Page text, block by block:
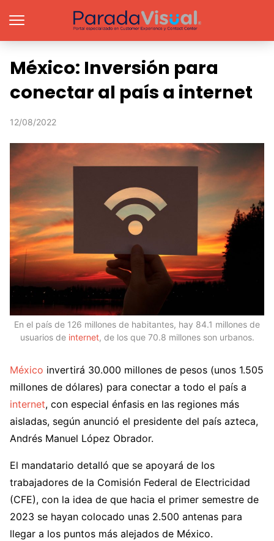
México: Inversión para
conectar al país a internet
12/08/2022
En el país de 126 millones de habitantes, hay 84.1 millones de
usuarios de internet, de los que 70.8 millones son urbanos.
México invertirá 30.000 millones de pesos (unos 1.505
millones de dólares) para conectar a todo el país a
internet, con especial énfasis en las regiones más
aisladas, según anunció el presidente del país azteca,
Andrés Manuel López Obrador.
El mandatario detalló que se apoyará de los
trabajadores de la Comisión Federal de Electricidad
(CFE), con la idea de que hacia el primer semestre de
2023 se hayan colocado unas 2.500 antenas para
llegar a los puntos más alejados de México.